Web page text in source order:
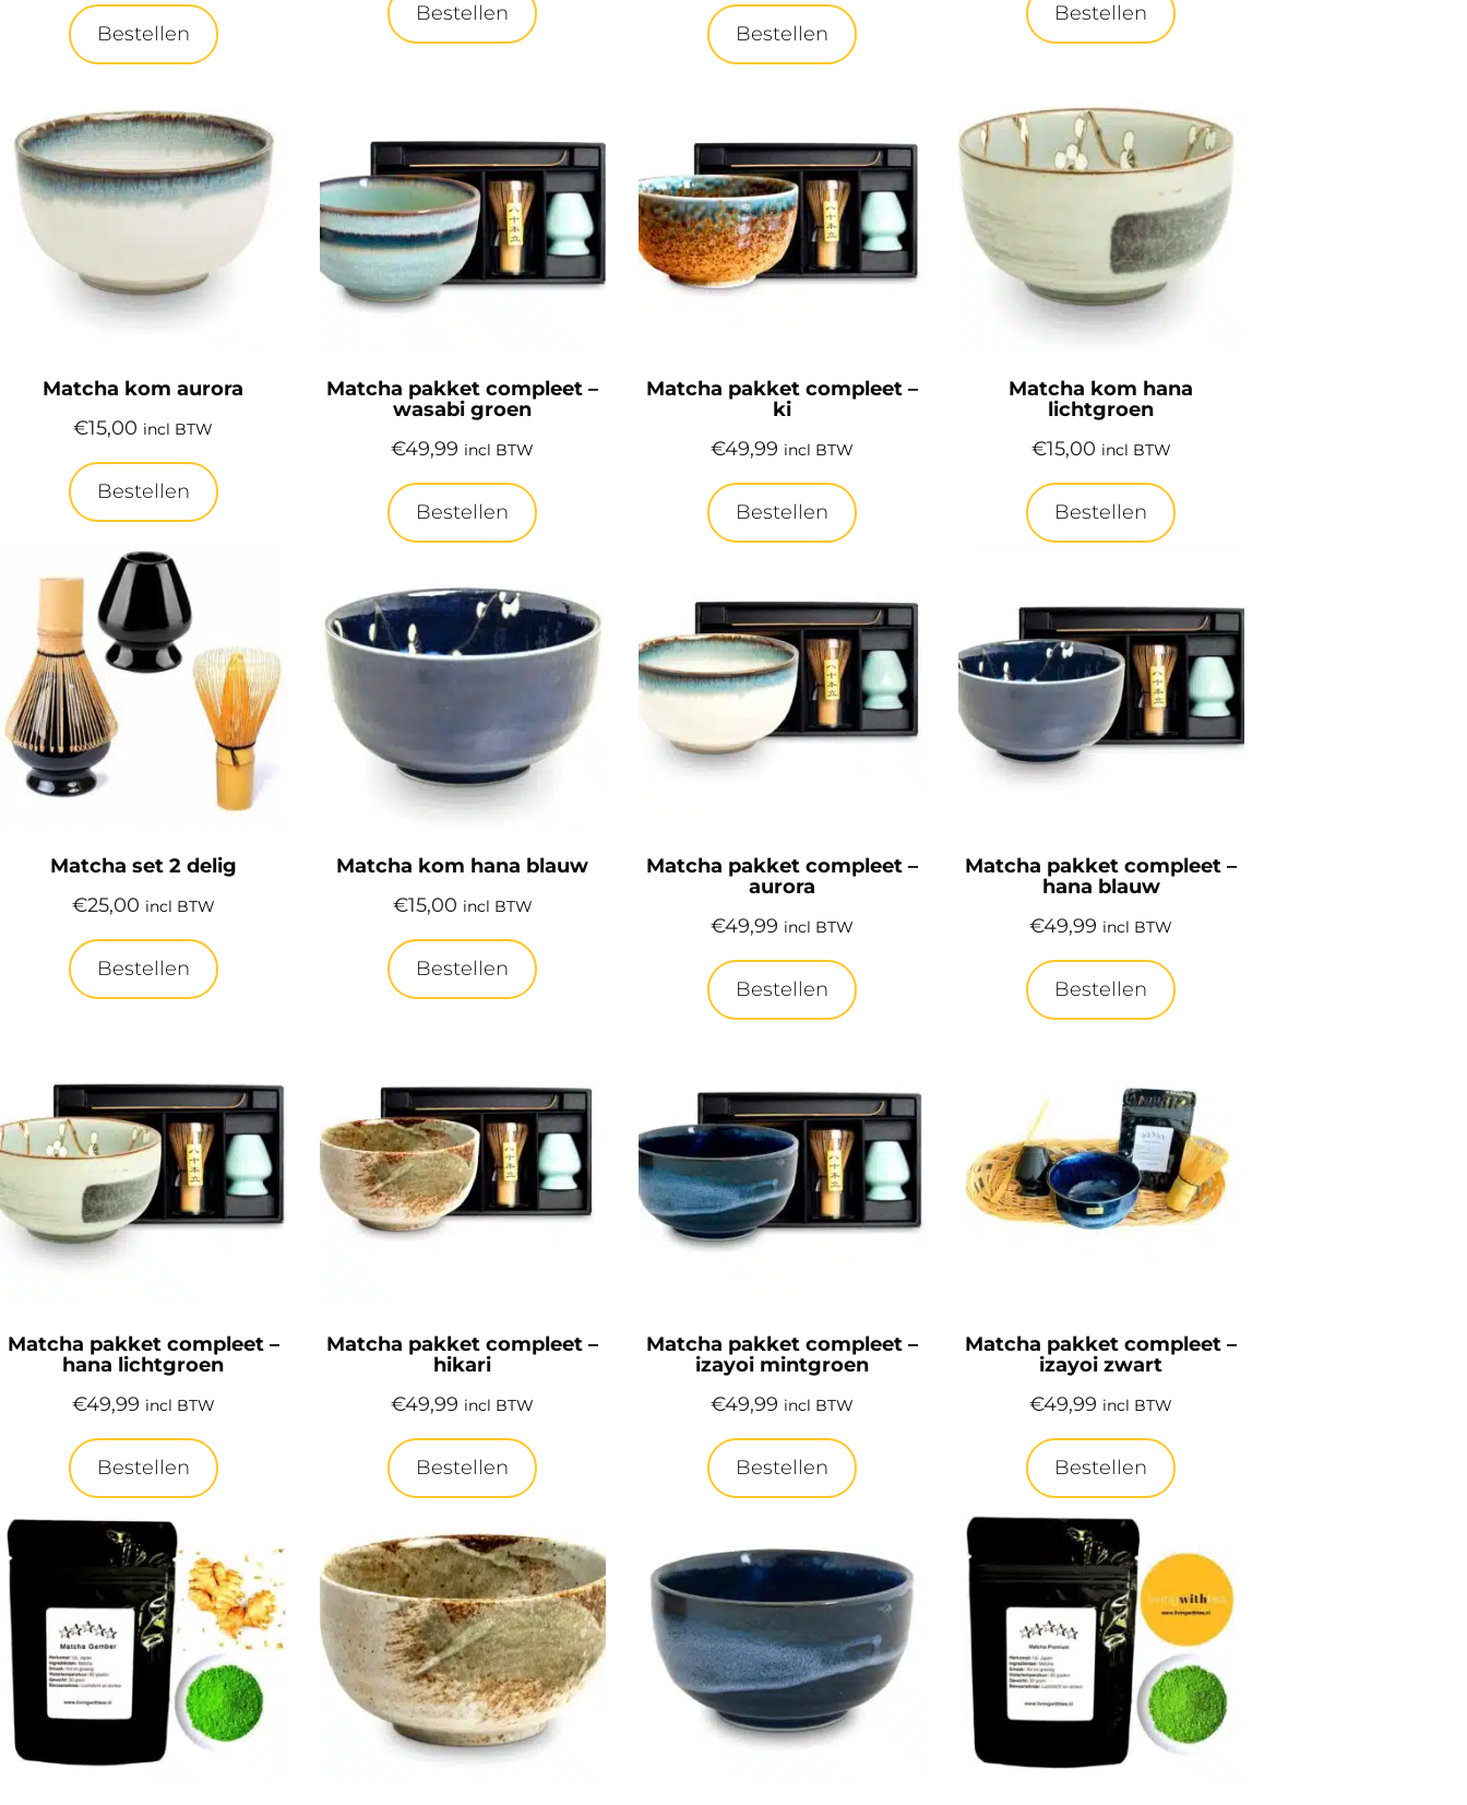
Bestellen
Bestellen
Bestellen
Bestellen
Matcha kom aurora
€15,00 incl BTW
Bestellen
Matcha pakket compleet –
wasabi groen
€49,99 incl BTW
Bestellen
Matcha pakket compleet –
ki
€49,99 incl BTW
Bestellen
Matcha kom hana
lichtgroen
€15,00 incl BTW
Bestellen
Matcha set 2 delig
€25,00 incl BTW
Bestellen
Matcha kom hana blauw
€15,00 incl BTW
Bestellen
Matcha pakket compleet –
aurora
€49,99 incl BTW
Bestellen
Matcha pakket compleet –
hana blauw
€49,99 incl BTW
Bestellen
Matcha pakket compleet –
hana lichtgroen
€49,99 incl BTW
Bestellen
Matcha pakket compleet –
hikari
€49,99 incl BTW
Bestellen
Matcha pakket compleet –
izayoi mintgroen
€49,99 incl BTW
Bestellen
Matcha pakket compleet –
izayoi zwart
€49,99 incl BTW
Bestellen